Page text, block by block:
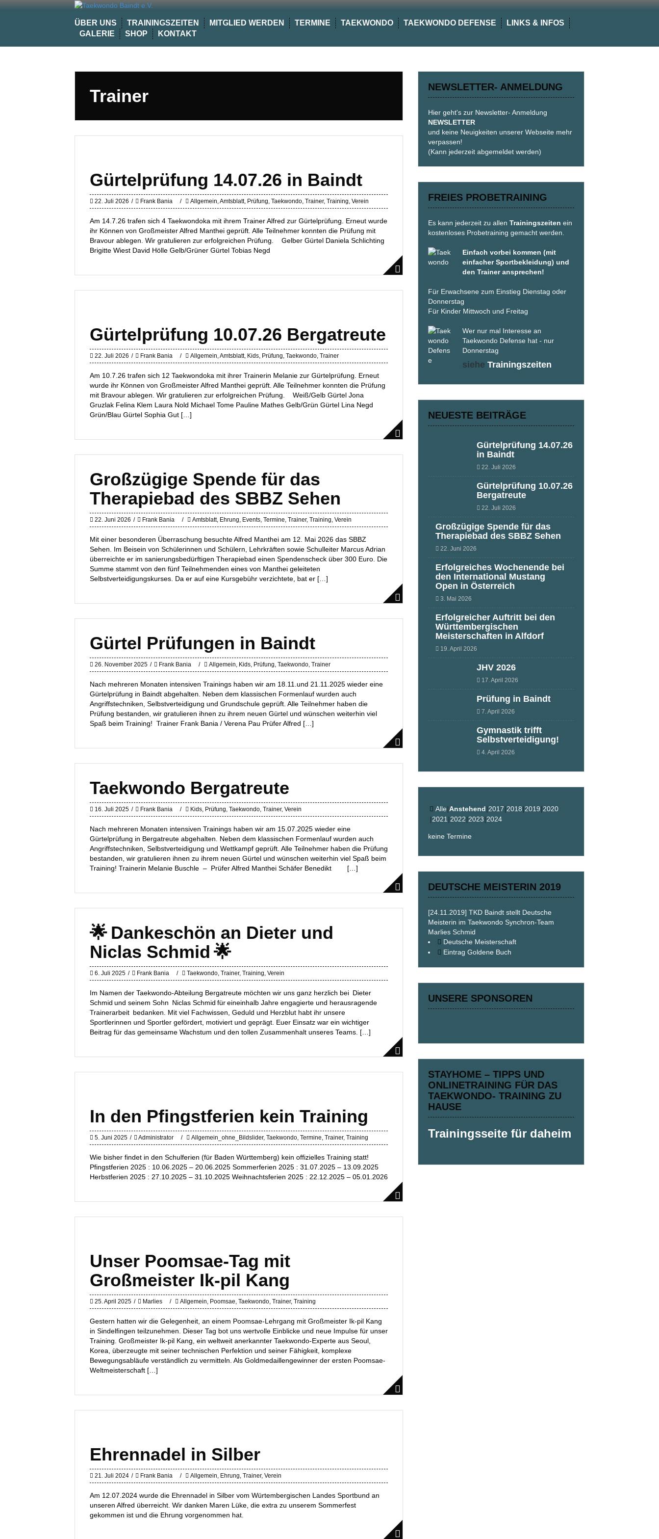
Skip
ÜBER UNS TRAININGSZEITEN MITGLIED WERDEN TERMINE TAEKWONDO TAEKWONDO DEFENSE
LINKS & INFOS
GALERIE
SHOP KONTAKT
Trainer
Gürtelprüfung 14.07.26 in Baindt
22. Juli 2026 Frank Bania Allgemein,Amtsblatt, Prüfung, Taekwondo, Trainer, Training, Verein
Am 14.7.26 trafen sich 4 Taekwondoka mit ihrem Trainer Alfred zur Gürtelprüfung. Erneut wurde
ihr Können von Großmeister Alfred Manthei geprüft. Alle Teilnehmer konnten die Prüfung mit
Bravour ablegen. Wir gratulieren zur erfolgreichen Prüfung. Gelber Gürtel Daniela Schlichting
Brigitte Wiest David Hölle Gelb/Grüner Gürtel Tobias Negd
Gürtelprüfung 10.07.26 Bergatreute
22. Juli 2026 Frank Bania Allgemein,Amtsblatt, Kids, Prüfung, Taekwondo, Trainer
Am 10.7.26 trafen sich 12 Taekwondoka mit ihrer Trainerin Melanie zur Gürtelprüfung. Erneut
wurde ihr Können von Großmeister Alfred Manthei geprüft. Alle Teilnehmer konnten die Prüfung
mit Bravour ablegen. Wir gratulieren zur erfolgreichen Prüfung. Weiß/Gelb Gürtel Jona
Gruzlak Felina Klem Laura Nold Michael Tome Pauline Mathes Gelb/Grün Gürtel Lina Negd
Grün/Blau Gürtel Sophia Gut […]
Großzügige Spende für das
Therapiebad des SBBZ Sehen
22. Juni 2026 Frank Bania Amtsblatt, Ehrung, Events, Termine, Trainer, Training, Verein
Mit einer besonderen Überraschung besuchte Alfred Manthei am 12. Mai 2026 das SBBZ
Sehen. Im Beisein von Schülerinnen und Schülern, Lehrkräften sowie Schulleiter Marcus Adrian
überreichte er im sanierungsbedürftigen Therapiebad einen Spendenscheck über 300 Euro. Die
Summe stammt von den fünf Teilnehmenden eines von Manthei geleiteten
Selbstverteidigungskurses. Da er auf eine Kursgebühr verzichtete, bat er […]
Gürtel Prüfungen in Baindt
26. November 2025 Frank Bania Allgemein, Kids, Prüfung, Taekwondo, Trainer
Nach mehreren Monaten intensiven Trainings haben wir am 18.11.und 21.11.2025 wieder eine
Gürtelprüfung in Baindt abgehalten. Neben dem klassischen Formenlauf wurden auch
Angriffstechniken, Selbstverteidigung und Grundschule geprüft. Alle Teilnehmer haben die
Prüfung bestanden, wir gratulieren ihnen zu ihrem neuen Gürtel und wünschen weiterhin viel
Spaß beim Training! Trainer Frank Bania / Verena Pau Prüfer Alfred […]
Taekwondo Bergatreute
16. Juli 2025 Frank Bania Kids, Prüfung, Taekwondo, Trainer, Verein
Nach mehreren Monaten intensiven Trainings haben wir am 15.07.2025 wieder eine
Gürtelprüfung in Bergatreute abgehalten. Neben dem klassischen Formenlauf wurden auch
Angriffstechniken, Selbstverteidigung und Wettkampf geprüft. Alle Teilnehmer haben die Prüfung
bestanden, wir gratulieren ihnen zu ihrem neuen Gürtel und wünschen weiterhin viel Spaß beim
Training! Trainerin Melanie Buschle – Prüfer Alfred Manthei Schäfer Benedikt […]
🌟 Dankeschön an Dieter und
Niclas Schmid 🌟
6. Juli 2025 Frank Bania Taekwondo, Trainer, Training, Verein
Im Namen der Taekwondo-Abteilung Bergatreute möchten wir uns ganz herzlich bei Dieter
Schmid und seinem Sohn Niclas Schmid für eineinhalb Jahre engagierte und herausragende
Trainerarbeit bedanken. Mit viel Fachwissen, Geduld und Herzblut habt ihr unsere
Sportlerinnen und Sportler gefördert, motiviert und geprägt. Euer Einsatz war ein wichtiger
Beitrag für das gemeinsame Wachstum und den tollen Zusammenhalt unseres Teams. […]
In den Pfingstferien kein Training
5. Juni 2025 Administrator Allgemein_ohne_Bildslider, Taekwondo, Termine, Trainer, Training
Wie bisher findet in den Schulferien (für Baden Württemberg) kein offizielles Training statt!
Pfingstferien 2025 : 10.06.2025 – 20.06.2025 Sommerferien 2025 : 31.07.2025 – 13.09.2025
Herbstferien 2025 : 27.10.2025 – 31.10.2025 Weihnachtsferien 2025 : 22.12.2025 – 05.01.2026
Unser Poomsae-Tag mit
Großmeister Ik-pil Kang
25. April 2025 Marlies Allgemein, Poomsae, Taekwondo, Trainer, Training
Gestern hatten wir die Gelegenheit, an einem Poomsae-Lehrgang mit Großmeister Ik-pil Kang
in Sindelfingen teilzunehmen. Dieser Tag bot uns wertvolle Einblicke und neue Impulse für unser
Training. Großmeister Ik-pil Kang, ein weltweit anerkannter Taekwondo-Experte aus Seoul,
Korea, überzeugte mit seiner technischen Perfektion und seiner Fähigkeit, komplexe
Bewegungsabläufe verständlich zu vermitteln. Als Goldmedaillengewinner der ersten Poomsae-
Weltmeisterschaft […]
Ehrennadel in Silber
21. Juli 2024 Frank Bania Allgemein, Ehrung, Trainer, Verein
Am 12.07.2024 wurde die Ehrennadel in Silber vom Würtembergischen Landes Sportbund an
unseren Alfred überreicht. Wir danken Maren Lüke, die extra zu unserem Sommerfest
gekommen ist und die Ehrung vorgenommen hat.
NEWSLETTER- ANMELDUNG
Hier geht's zur Newsletter- Anmeldung
NEWSLETTER
und keine Neuigkeiten unserer Webseite mehr
verpassen!
(Kann jederzeit abgemeldet werden)
FREIES PROBETRAINING
Es kann jederzeit zu allen Trainingszeiten ein
kostenloses Probetraining gemacht werden.
Einfach vorbei kommen (mit
einfacher Sportbekleidung) und
den Trainer ansprechen!
Für Erwachsene zum Einstieg Dienstag oder
Donnerstag
Für Kinder Mittwoch und Freitag
Wer nur mal Interesse an
Taekwondo Defense hat - nur
Donnerstag
siehe Trainingszeiten
NEUESTE BEITRÄGE
Gürtelprüfung 14.07.26
in Baindt
22. Juli 2026
Gürtelprüfung 10.07.26
Bergatreute
22. Juli 2026
Großzügige Spende für das
Therapiebad des SBBZ Sehen
22. Juni 2026
Erfolgreiches Wochenende bei
den International Mustang
Open in Österreich
3. Mai 2026
Erfolgreicher Auftritt bei den
Württembergischen
Meisterschaften in Alfdorf
19. April 2026
JHV 2026
17. April 2026
Prüfung in Baindt
7. April 2026
Gymnastik trifft
Selbstverteidigung!
4. April 2026
Alle Anstehend 2017 2018 2019 2020
2021 2022 2023 2024
keine Termine
DEUTSCHE MEISTERIN 2019
[24.11.2019] TKD Baindt stellt Deutsche
Meisterin im Taekwondo Synchron-Team
Marlies Schmid
Deutsche Meisterschaft
Eintrag Goldene Buch
UNSERE SPONSOREN
STAYHOME – TIPPS UND
ONLINETRAINING FÜR DAS
TAEKWONDO- TRAINING ZU
HAUSE
Trainingsseite für daheim